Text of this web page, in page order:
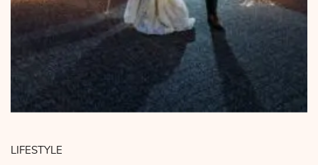
LIFESTYLE